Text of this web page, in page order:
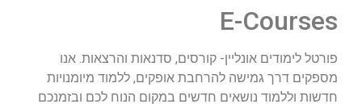
E-Courses
פורטל לימודים אונליין- קורסים, סדנאות והרצאות. אנו
מספקים דרך גמישה להרחבת אופקים, ללמוד מיומנויות
חדשות וללמוד נושאים חדשים במקום הנוח לכם ובזמנכם